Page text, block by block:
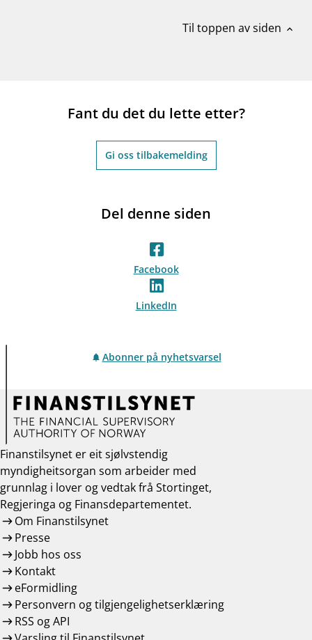
Til toppen av siden expand_less
Fant du det du lette etter?
Gi oss tilbakemelding
Del denne siden
Facebook
LinkedIn
Abonner på nyhetsvarsel
Finanstilsynet er eit sjølvstendig
myndigheitsorgan som arbeider med
grunnlag i lover og vedtak frå Stortinget,
Regjeringa og Finansdepartementet.
Om Finanstilsynet
Presse
Jobb hos oss
Kontakt
eFormidling
Personvern og tilgjengelighetserklæring
RSS og API